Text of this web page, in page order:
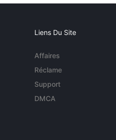
Liens Du Site
Affaires
Réclame
Support
DMCA